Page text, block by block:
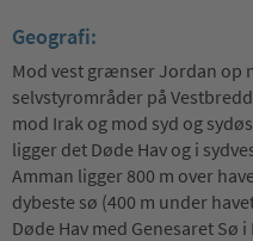
Geografi:
Mod vest grænser Jordan op
selvstyrområder på
mod Irak og mod syd og
ligger det Døde Hav og i
Amman ligger 800 m over
dybeste sø (400 m under
Døde Hav med Genesaret Sø